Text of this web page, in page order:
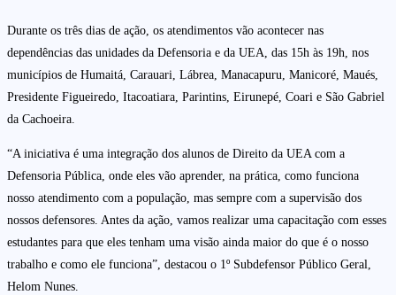
Durante os três dias de ação, os atendimentos vão acontecer nas
dependências das unidades da Defensoria e da UEA, das 15h às 19h, nos
municípios de Humaitá, Carauari, Lábrea, Manacapuru, Manicoré, Maués,
Presidente Figueiredo, Itacoatiara, Parintins, Eirunepé, Coari e São Gabriel
da Cachoeira.
“A iniciativa é uma integração dos alunos de Direito da UEA com a
Defensoria Pública, onde eles vão aprender, na prática, como funciona
nosso atendimento com a população, mas sempre com a supervisão dos
nossos defensores. Antes da ação, vamos realizar uma capacitação com esses
estudantes para que eles tenham uma visão ainda maior do que é o nosso
trabalho e como ele funciona”, destacou o 1º Subdefensor Público Geral,
Helom Nunes.